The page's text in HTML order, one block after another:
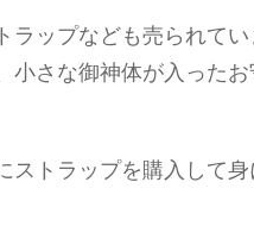
ップなども売られてい
小さな御神体が入った
ストラップを購入して